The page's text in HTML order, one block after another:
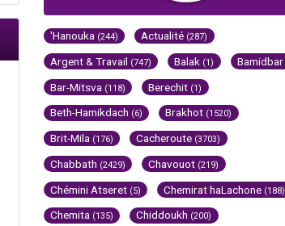
'Hanouka (244) Actualité (287)
Argent & Travail (747) Balak (1) Bamidbar
Bar-Mitsva (118) Berechit (1)
Beth-Hamikdach (6) Brakhot (1520)
Brit-Mila (176) Cacheroute (3703)
Chabbath (2429) Chavouot (219)
Chémini Atseret (5) Chemirat haLachone (188)
Chemita (135) Chiddoukh (200)